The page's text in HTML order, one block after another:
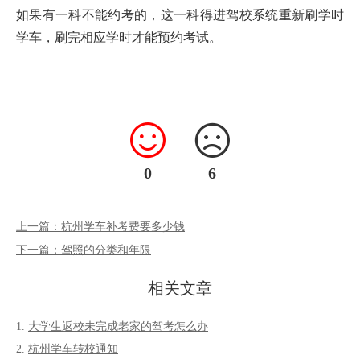
如果有一科不能约考的，这一科得进驾校系统重新刷学时
学车，刷完相应学时才能预约考试。
0 6
上一篇：杭州学车补考费要多少钱
下一篇：驾照的分类和年限
相关文章
大学生返校未完成老家的驾考怎么办
杭州学车转校通知